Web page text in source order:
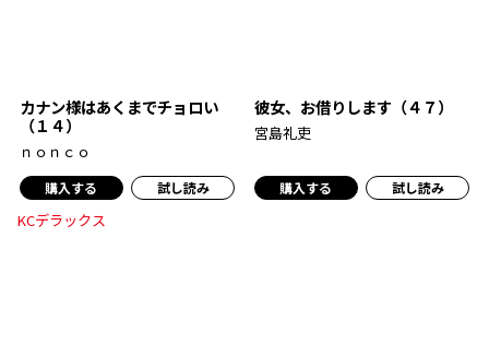
カナン様はあくまでチョロい
（１４）
ｎｏｎｃｏ
購入する 試し読み
KCデラックス
彼女、お借りします（４７）
宮島礼吏
購入する 試し読み